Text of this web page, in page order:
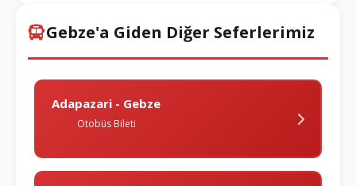
Gebze'a Giden Diğer Seferlerimiz
Adapazari - Gebze
Otobüs Bileti